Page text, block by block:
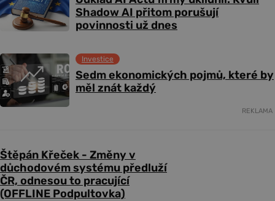
Shadow AI přitom porušují
povinnosti už dnes
Sedm ekonomických pojmů, které by
měl znát každý
Investice
REKLAMA
Štěpán Křeček - Změny v
důchodovém systému předluží
ČR, odnesou to pracující
(OFFLINE Podpultovka)